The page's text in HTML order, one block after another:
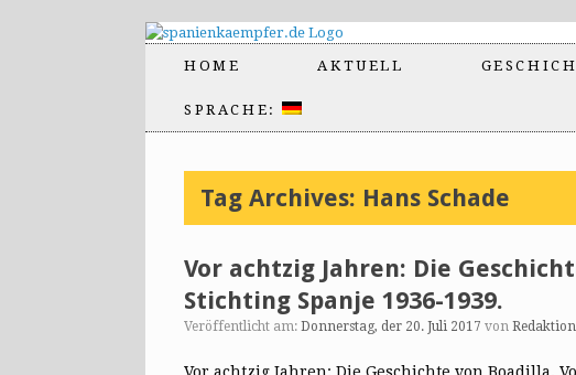
HOME AKTUELL
SPRACHE:
Tag Archives: Hans Schade
Vor achtzig Jahren: Die
Stichting Spanje 1936-1939.
Veröffentlicht am: Donnerstag, der 20. Juli 2017 von